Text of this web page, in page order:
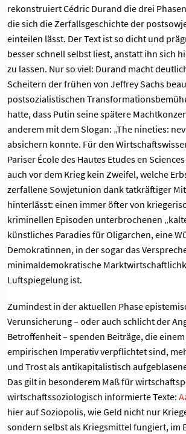
rekonstruiert Cédric Durand die drei
die sich die Zerfallsgeschichte der
einteilen lässt. Der Text ist so dicht und
besser schnell selbst liest, anstatt ihn sich
zu lassen. Nur so viel: Durand macht
Scheitern der frühen von Jeffrey Sachs
postsozialistischen
hatte, dass Putin seine spätere
anderem mit dem Slogan: „The nineties:
absichern konnte. Für den
Pariser École des Hautes Etudes en
auch vor dem Krieg kein Zweifel, welche
zerfallene Sowjetunion dank tatkräftiger
hinterlässt: einen immer öfter von
kriminellen Episoden unterbrochenen
künstliches Paradies für Oligarchen, eine
Demokratinnen, in der sogar das
minimaldemokratische
Luftspiegelung ist.
Zumindest in der aktuellen Phase
Verunsicherung – oder auch schlicht der
Betroffenheit – spenden Beiträge, die
empirischen Imperativ verpflichtet sind,
und Trost als antikapitalistisch
Das gilt in besonderem Maß für
wirtschaftssoziologisch informierte Texte:
hier auf Soziopolis, wie Geld nicht nur
sondern selbst als Kriegsmittel fungiert, im